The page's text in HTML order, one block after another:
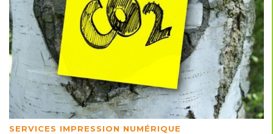
SERVICES IMPRESSION NUMÉRIQUE